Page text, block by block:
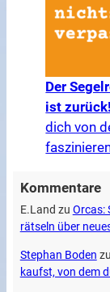
Der
ist zurück!
dich von
Kommentare
E.Land zu Orcas:
rätseln über
Stephan Boden zu
kaufst, von dem